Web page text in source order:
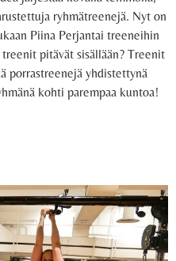
ryhmätreenejä. Nyt on
Piina Perjantai treeneihin
pitävät sisällään? Treenit
porrastreenejä yhdistettynä
kohti parempaa kuntoa!